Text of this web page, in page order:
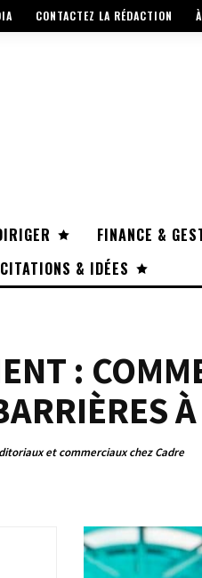
CONTACTEZ LA RÉDACTION
FINANCE &
CITATIONS & IDÉES
:
et commerciaux chez Cadre